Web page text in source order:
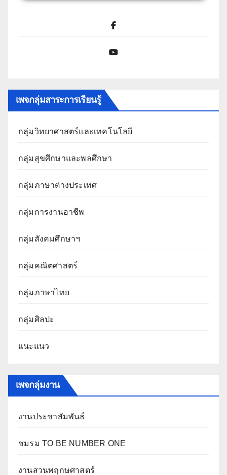
Facebook
YouTube
เพจกลุ่มสาระการเรียนรู้
กลุ่มวิทยาศาสตร์และเทคโนโลยี
กลุ่มสุขศึกษาและพลศึกษา
กลุ่มภาษาต่างประเทศ
กลุ่มการงานอาชีพ
กลุ่มสังคมศึกษาฯ
กลุ่มคณิตศาสตร์
กลุ่มภาษาไทย
กลุ่มศิลปะ
แนะแนว
เพจกลุ่มงาน
งานประชาสัมพันธ์
ชมรม TO BE NUMBER ONE
งานสวนพฤกษศาสตร์